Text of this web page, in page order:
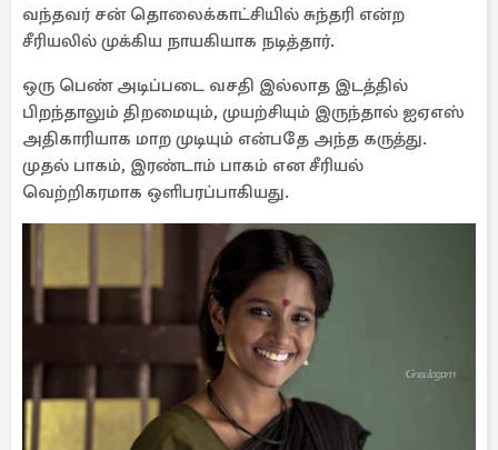
வந்தவர் சன் தொலைக்காட்சியில் சுந்தரி என்ற
சீரியலில் முக்கிய நாயகியாக நடித்தார்.
ஒரு பெண் அடிப்படை வசதி இல்லாத இடத்தில்
பிறந்தாலும் திறமையும், முயற்சியும் இருந்தால் ஐஏஎஸ்
அதிகாரியாக மாற முடியும் என்பதே அந்த கருத்து.
முதல் பாகம், இரண்டாம் பாகம் என சீரியல்
வெற்றிகரமாக ஒளிபரப்பாகியது.